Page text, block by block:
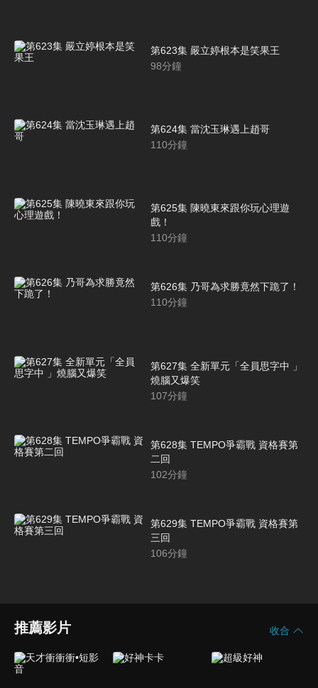
第623集 嚴立婷根本是笑果王
98分鐘
第624集 當沈玉琳遇上趙哥
110分鐘
第625集 陳曉東來跟你玩心理遊
戲！
110分鐘
第626集 乃哥為求勝竟然下跪了！
110分鐘
第627集 全新單元「全員思字中 」
燒腦又爆笑
107分鐘
第628集 TEMPO爭霸戰 資格賽第
二回
102分鐘
第629集 TEMPO爭霸戰 資格賽第
三回
106分鐘
推薦影片 收合